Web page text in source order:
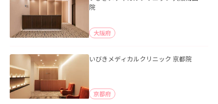
院
大阪府
いびきメディカルクリニック 京都院
京都府